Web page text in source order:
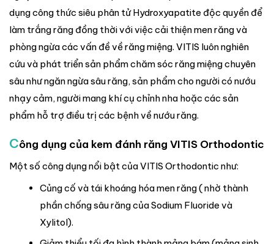
dụng công thức siêu phân tử Hydroxyapatite độc quyền để
làm trắng răng đồng thời với việc cải thiện men răng và
phòng ngừa các vấn đề về răng miệng. VITIS luôn nghiên
cứu và phát triển sản phẩm chăm sóc răng miệng chuyên
sâu như ngăn ngừa sâu răng, sản phẩm cho người có nướu
nhạy cảm, người mang khí cụ chỉnh nha hoặc các sản
phẩm hỗ trợ điều trị các bệnh về nướu răng.
Công dụng của kem đánh răng VITIS Orthodontic
Một số công dụng nổi bật của VITIS Orthodontic như:
Củng cố và tái khoáng hóa men răng ( nhờ thành
phần chống sâu răng của Sodium Fluoride và
Xylitol).